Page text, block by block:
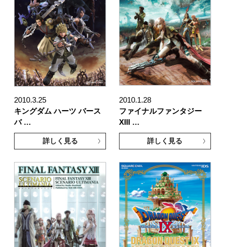
2010.3.25
キングダム ハーツ バース
バ …
詳しく見る
2010.1.28
ファイナルファンタジー
XIII …
詳しく見る